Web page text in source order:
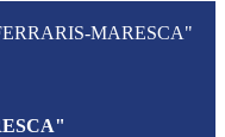
MARESCA"